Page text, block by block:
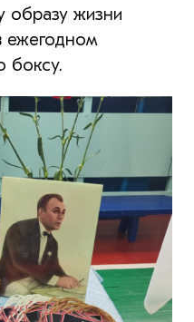
образу жизни
ежегодном
боксу.